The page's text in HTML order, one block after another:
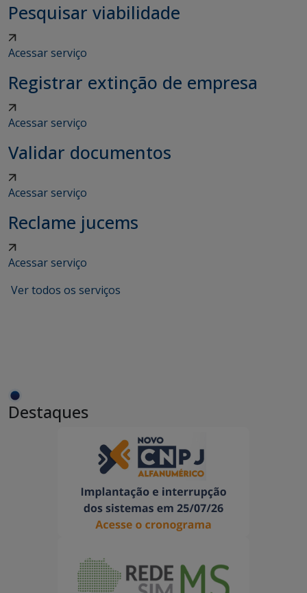
Pesquisar viabilidade
Acessar serviço
Registrar extinção de empresa
Acessar serviço
Validar documentos
Acessar serviço
Reclame jucems
Acessar serviço
Ver todos os serviços
Destaques